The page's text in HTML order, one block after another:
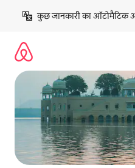
छोड़कर
कॉन्टेंट
कुछ जानकारी का ऑटोमैटिक